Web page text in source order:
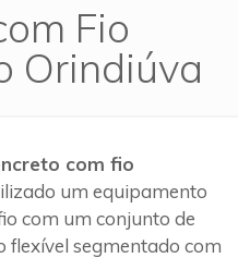
Fio
Orindiúva
com fio
um equipamento
com um conjunto de
flexível segmentado com